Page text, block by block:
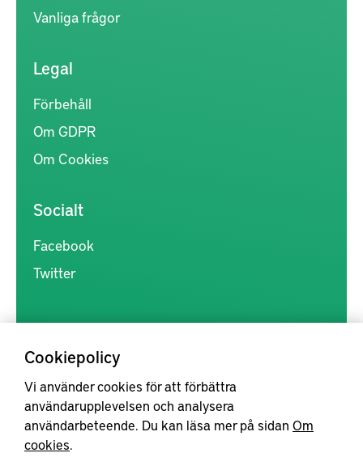
Cookiepolicy
Vi använder cookies för att förbättra
användarupplevelsen och analysera
användarbeteende. Du kan läsa mer på sidan Om
cookies.
Vanliga frågor
Legal
Förbehåll
Om GDPR
Om Cookies
Socialt
Facebook
Twitter
Kunskapsförmedlingen är en samlingsplats för svensk forskning
inom produkt- och produktionsutveckling, med syftet att göra
forskningsresultat mer tillgängliga för industrin, samt att stärka
samverkan mellan högskolor, institut och näringsliv.